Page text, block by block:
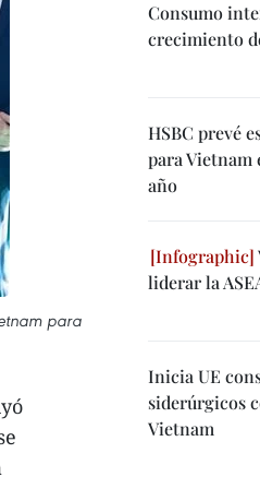
para
Consumo
crecimiento
HSBC prevé
para Vietnam
año
liderar la
Inicia UE
siderúrgicos
Vietnam